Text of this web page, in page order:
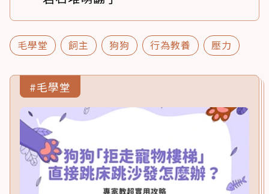
毛學堂 飼主 狗狗 行為教養 壓力
#毛學堂